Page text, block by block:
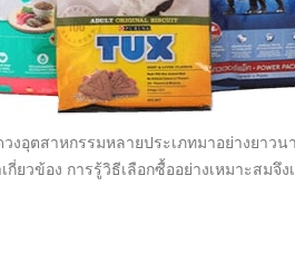
อุตสาหกรรมหลายประเภทมาอย่างยาว
วข้อง การรู้วิธีเลือกซื้ออย่างเหมาะสม